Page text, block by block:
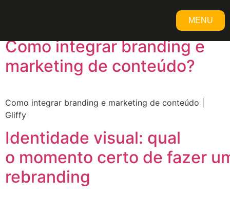
MENU
FECHAR
Como integrar branding e
marketing de conteúdo?
Como integrar branding e marketing de conteúdo |
Gliffy
Identidade visual: qual
o momento certo de fazer
rebranding